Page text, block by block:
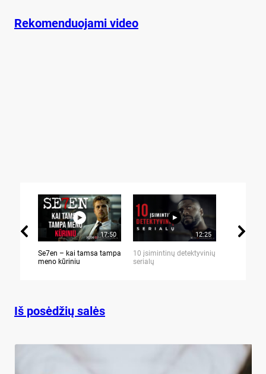
Rekomenduojami video
17:50
Se7en – kai tamsa tampa
meno kūriniu
12:25
10 įsimintinų detektyvinių
serialų
Iš posėdžių salės